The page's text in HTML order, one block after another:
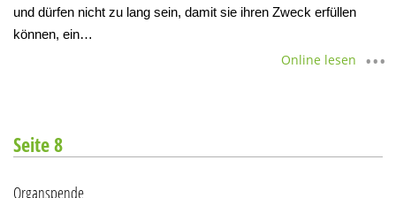
und dürfen nicht zu lang sein, damit sie ihren Zweck erfüllen
können, ein…
Online lesen
Seite 8
Organspende